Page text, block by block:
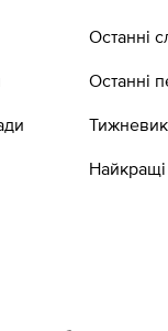
Останні
Останні
Тижневик
Найкращі